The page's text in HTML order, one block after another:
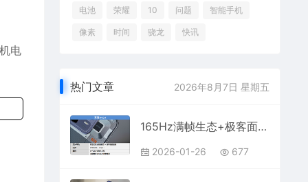
电
电池 荣耀 10 问题 智能手机
像素 时间 骁龙 快讯
热门文章 2026年8月7日 星期五
165Hz满帧生态+极客面板真我Neo8全面评测：这才是新一代潮玩电竞旗舰该有的样子
2026-01-26 677